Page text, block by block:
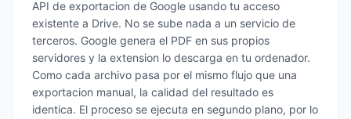
API de exportacion de Google usando tu acceso
existente a Drive. No se sube nada a un servicio de
terceros. Google genera el PDF en sus propios
servidores y la extension lo descarga en tu ordenador.
Como cada archivo pasa por el mismo flujo que una
exportacion manual, la calidad del resultado es
identica. El proceso se ejecuta en segundo plano, por lo